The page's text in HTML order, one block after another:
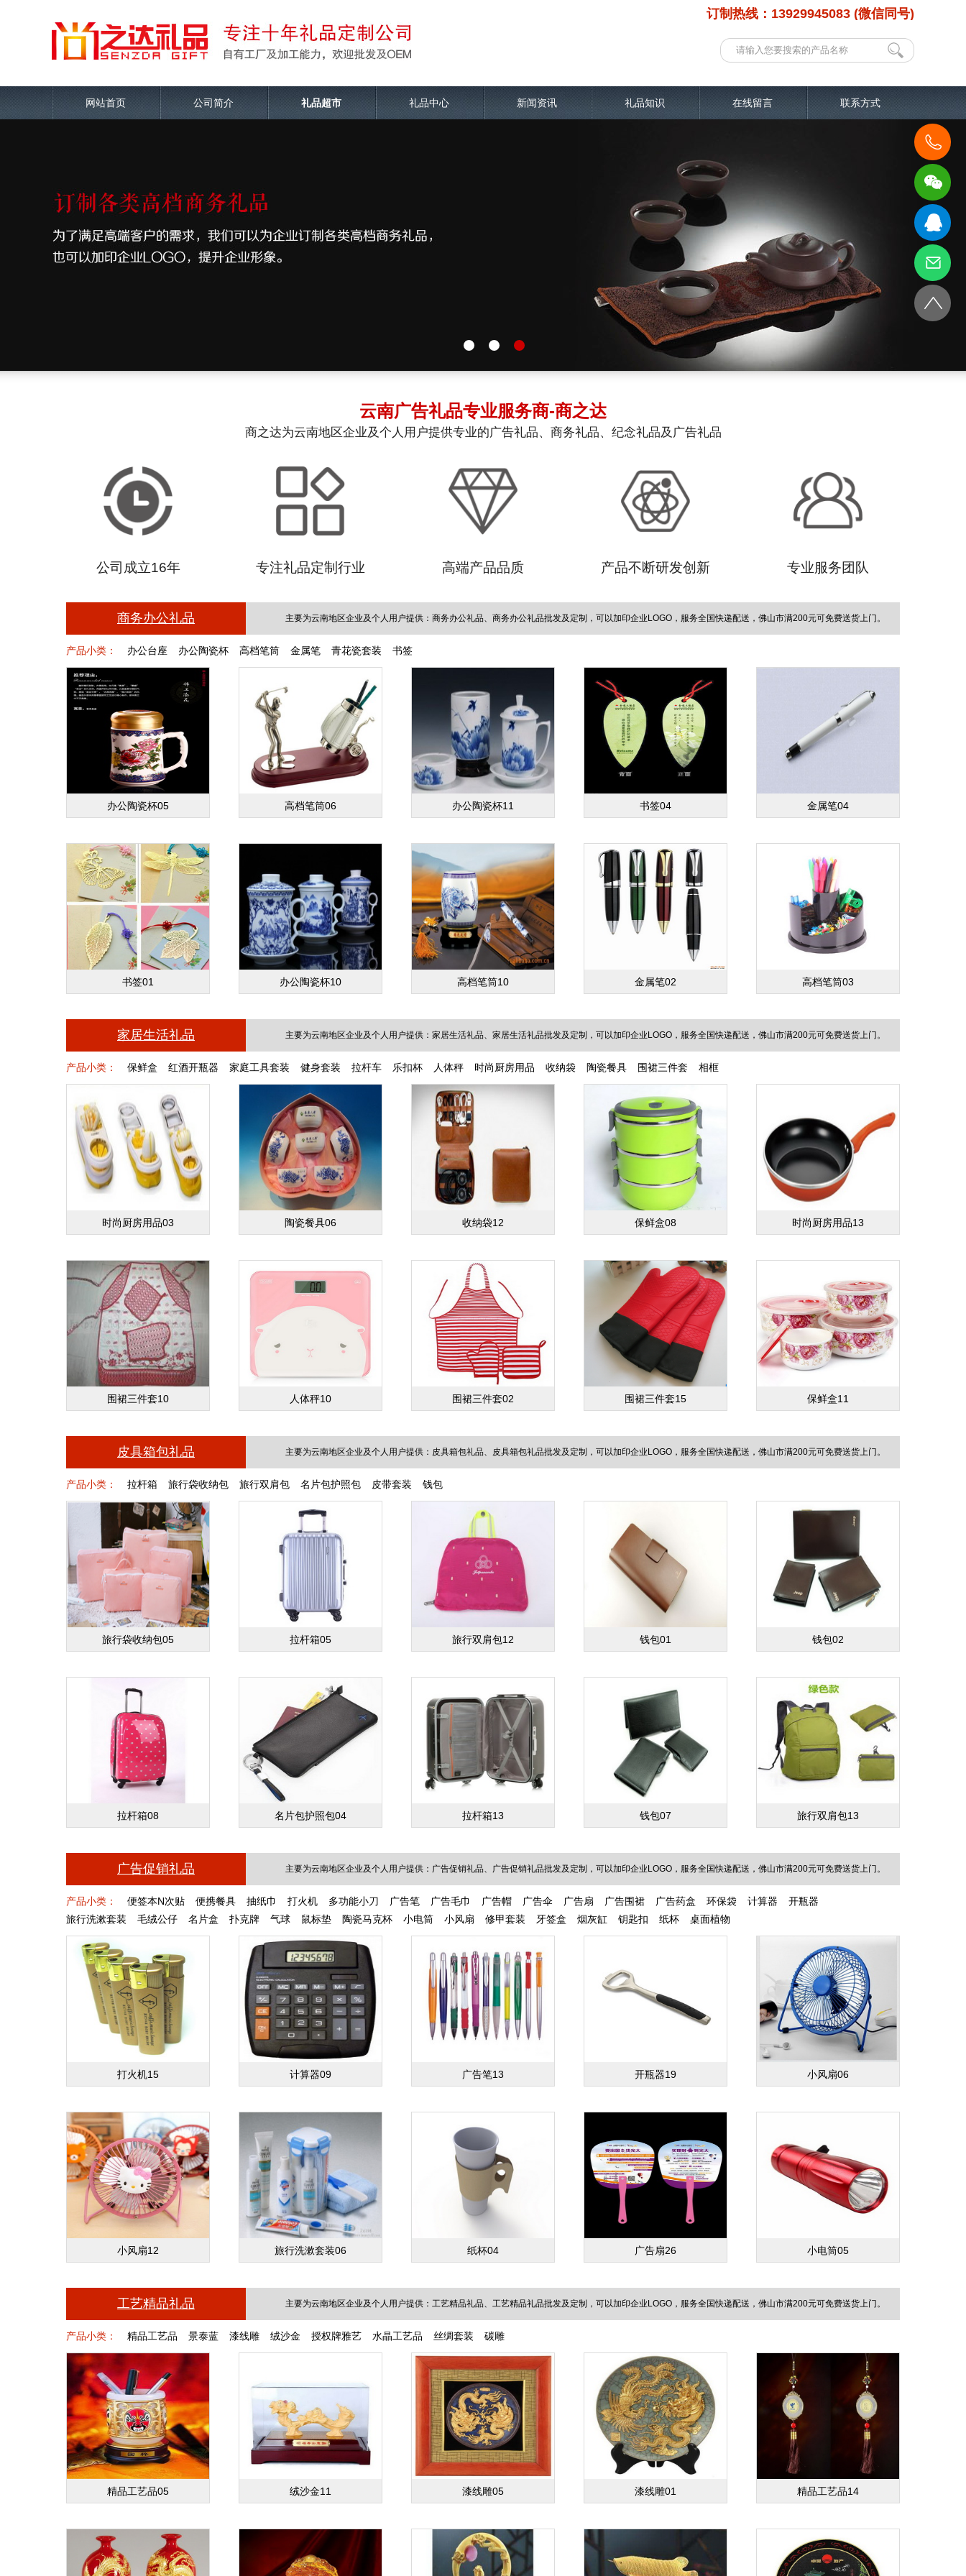
订制热线：13929945083 (微信同号)
网站首页 公司简介 礼品超市 礼品中心 新闻资讯 礼品知识 在线留言 联系方式
云南广告礼品专业服务商-商之达
商之达为云南地区企业及个人用户提供专业的广告礼品、商务礼品、纪念礼品及广告礼品
公司成立16年 专注礼品定制行业 高端产品品质 产品不断研发创新 专业服务团队
商务办公礼品 主要为云南地区企业及个人用户提供：商务办公礼品、商务办公礼品批发及定制，可以加印企业LOGO，服务全国快递配送，佛山市满200元可免费送货上门。
产品小类： 办公台座 办公陶瓷杯 高档笔筒 金属笔 青花瓷套装 书签
办公陶瓷杯05 高档笔筒06 办公陶瓷杯11 书签04 金属笔04
书签01 办公陶瓷杯10 高档笔筒10 金属笔02 高档笔筒03
家居生活礼品 主要为云南地区企业及个人用户提供：家居生活礼品、家居生活礼品批发及定制，可以加印企业LOGO，服务全国快递配送，佛山市满200元可免费送货上门。
产品小类： 保鲜盒 红酒开瓶器 家庭工具套装 健身套装 拉杆车 乐扣杯 人体秤 时尚厨房用品 收纳袋 陶瓷餐具 围裙三件套 相框
时尚厨房用品03 陶瓷餐具06 收纳袋12 保鲜盒08 时尚厨房用品13
围裙三件套10 人体秤10 围裙三件套02 围裙三件套15 保鲜盒11
皮具箱包礼品 主要为云南地区企业及个人用户提供：皮具箱包礼品、皮具箱包礼品批发及定制，可以加印企业LOGO，服务全国快递配送，佛山市满200元可免费送货上门。
产品小类： 拉杆箱 旅行袋收纳包 旅行双肩包 名片包护照包 皮带套装 钱包
旅行袋收纳包05 拉杆箱05 旅行双肩包12 钱包01 钱包02
拉杆箱08 名片包护照包04 拉杆箱13 钱包07 旅行双肩包13
广告促销礼品 主要为云南地区企业及个人用户提供：广告促销礼品、广告促销礼品批发及定制，可以加印企业LOGO，服务全国快递配送，佛山市满200元可免费送货上门。
产品小类： 便签本N次贴 便携餐具 抽纸巾 打火机 多功能小刀 广告笔 广告毛巾 广告帽 广告伞 广告扇 广告围裙 广告药盒 环保袋 计算器
开瓶器
旅行洗漱套装
毛绒公仔 名片盒 扑克牌 气球 鼠标垫 陶瓷马克杯 小电筒 小风扇 修甲套装 牙签盒 烟灰缸 钥匙扣 纸杯 桌面植物
打火机15 计算器09 广告笔13 开瓶器19 小风扇06
小风扇12 旅行洗漱套装06 纸杯04 广告扇26 小电筒05
工艺精品礼品 主要为云南地区企业及个人用户提供：工艺精品礼品、工艺精品礼品批发及定制，可以加印企业LOGO，服务全国快递配送，佛山市满200元可免费送货上门。
产品小类： 精品工艺品 景泰蓝 漆线雕 绒沙金 授权牌雅艺 水晶工艺品 丝绸套装 碳雕
精品工艺品05 绒沙金11 漆线雕05 漆线雕01 精品工艺品14